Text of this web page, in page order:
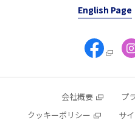
English Page
会社概要
プ
クッキーポリシー
サ